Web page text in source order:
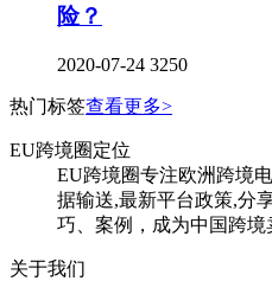
险？
2020-07-24 3250
热门标签查看更多>
EU跨境圈定位
EU跨境圈专注欧洲跨境
据输送,最新平台政策,分
巧、案例，成为中国跨境
关于我们